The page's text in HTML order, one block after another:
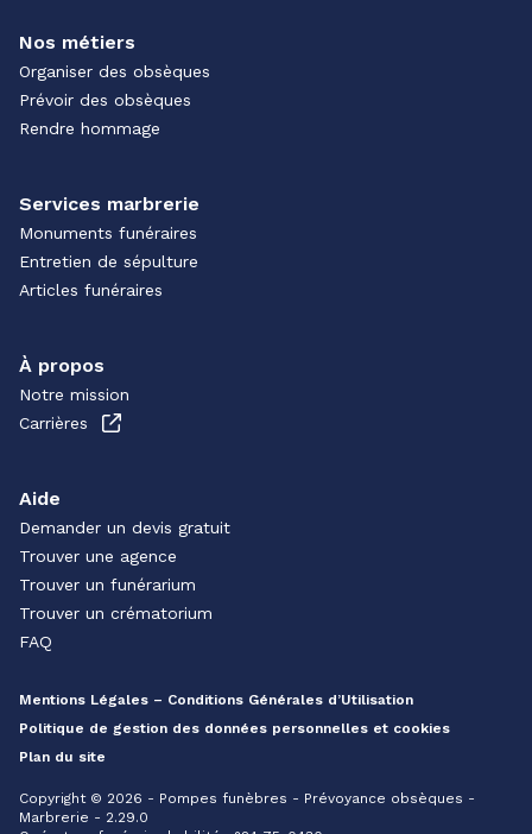
Nos métiers
Organiser des obsèques
Prévoir des obsèques
Rendre hommage
Services marbrerie
Monuments funéraires
Entretien de sépulture
Articles funéraires
À propos
Notre mission
Carrières
Aide
Demander un devis gratuit
Trouver une agence
Trouver un funérarium
Trouver un crématorium
FAQ
Mentions Légales – Conditions Générales d’Utilisation
Politique de gestion des données personnelles et cookies
Plan du site
Copyright © 2026 - Pompes funèbres - Prévoyance obsèques -
Marbrerie - 2.29.0